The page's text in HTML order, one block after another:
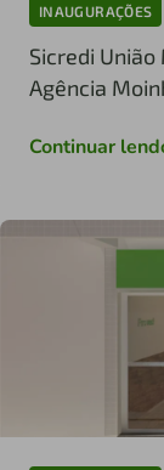
INAUGURAÇÕES
Sicredi
Agência
Continuar